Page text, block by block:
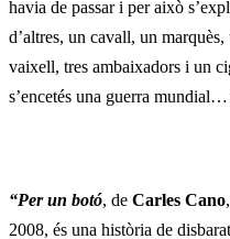
havia de passar i per això
d’altres, un cavall, un
vaixell, tres ambaixadors i un
s’encetés una guerra
“Per un botó, de Carles Cano
2008, és una història de